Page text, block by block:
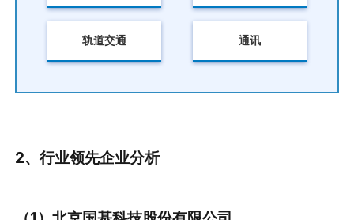
轨道交通 通讯
2、行业领先企业分析